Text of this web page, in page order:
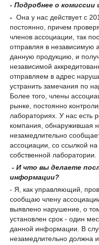
- Подробнее о комиссии
- Она у нас действует с
постоянно, причем
членов ассоциации, так
отправляя в независимую
данную продукцию, и
независимой
отправляем в адрес
устранить замечания по
Более того, члены
рынке, постоянно
лабораториях. У нас есть
компания, обнаружившая
незамедлительно
ассоциации, со ссылкой
собственной лаборатории.
- И что вы делаете
информации?
- Я, как управляющий,
сообщаю члену
выявлено нарушение, о
установлен срок - один
данной информации. В
незамедлительно должна